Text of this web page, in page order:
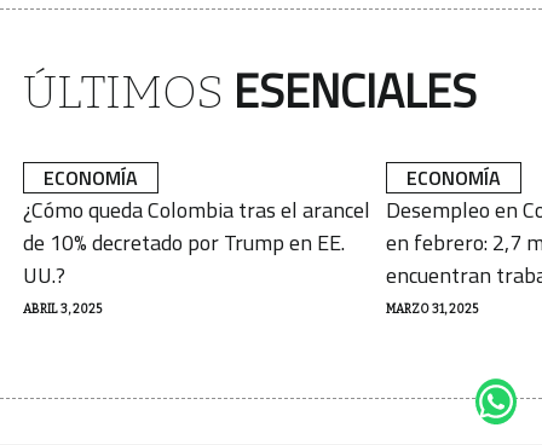
ÚLTIMOS ESENCIALES
ECONOMÍA
ABRIL 3, 2025
¿Cómo queda Colombia tras el arancel
de 10% decretado por Trump en EE.
UU.?
ECONOMÍA
MARZO 31, 2025
Desempleo en
en febrero: 2,7
encuentran